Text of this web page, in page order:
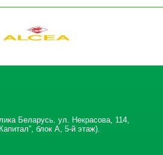
Беларусь. ул. Некрасова, 114,
блок А, 5-й этаж).